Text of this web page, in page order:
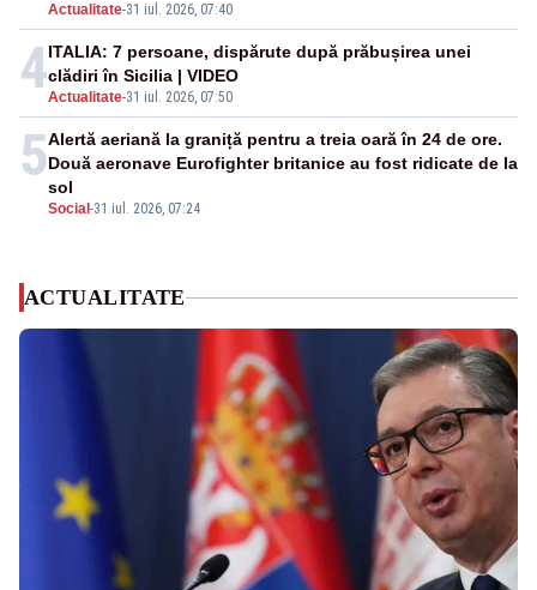
Actualitate-31 iul. 2026, 07:40
4Actualitate-31 iul. 2026, 07:50
ITALIA: 7 persoane, dispărute după prăbușirea unei
clădiri în Sicilia | VIDEO
5
Social -31 iul. 2026, 07:24
Alertă aeriană la graniță pentru a treia oară în 24 de ore.
Două aeronave Eurofighter britanice au fost ridicate de la
sol
ACTUALITATE